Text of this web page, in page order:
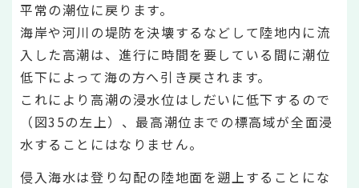
平常の潮位に戻ります。
海岸や河川の堤防を決壊するなどして陸地内に流
入した高潮は、進行に時間を要している間に潮位
低下によって海の方へ引き戻されます。
これにより高潮の浸水位はしだいに低下するので
（図35の左上）、最高潮位までの標高域が全面浸
水することにはなりません。
侵入海水は登り勾配の陸地面を遡上することにな